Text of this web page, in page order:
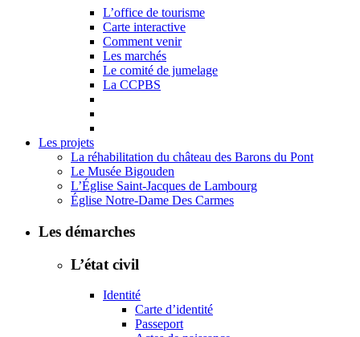
L’office de tourisme
Carte interactive
Comment venir
Les marchés
Le comité de jumelage
La CCPBS
Les projets
La réhabilitation du château des Barons du Pont
Le Musée Bigouden
L’Église Saint-Jacques de Lambourg
Église Notre-Dame Des Carmes
Les démarches
L’état civil
Identité
Carte d’identité
Passeport